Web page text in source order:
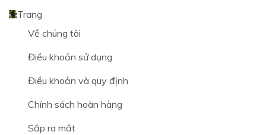
Trang
Về chúng tôi
Điều khoản sử dụng
Điều khoản và quy định
Chính sách hoàn hàng
Sắp ra mắt